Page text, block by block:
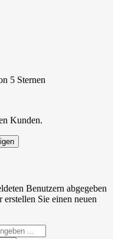
5 Sternen
Kunden.
Benutzern abgegeben
Sie einen neuen